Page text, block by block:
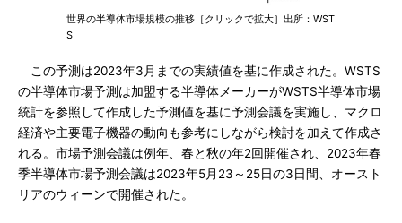
世界の半導体市場規模の推移［クリックで拡大］出所：WST
S
この予測は2023年3月までの実績値を基に作成された。WSTS
の半導体市場予測は加盟する半導体メーカーがWSTS半導体市場
統計を参照して作成した予測値を基に予測会議を実施し、マクロ
経済や主要電子機器の動向も参考にしながら検討を加えて作成さ
れる。市場予測会議は例年、春と秋の年2回開催され、2023年春
季半導体市場予測会議は2023年5月23～25日の3日間、オースト
リアのウィーンで開催された。